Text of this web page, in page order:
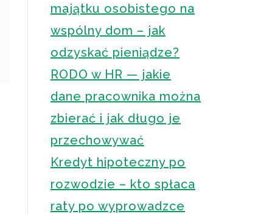
majątku osobistego na
wspólny dom – jak
odzyskać pieniądze?
RODO w HR — jakie
dane pracownika można
zbierać i jak długo je
przechowywać
Kredyt hipoteczny po
rozwodzie – kto spłaca
raty po wyprowadzce